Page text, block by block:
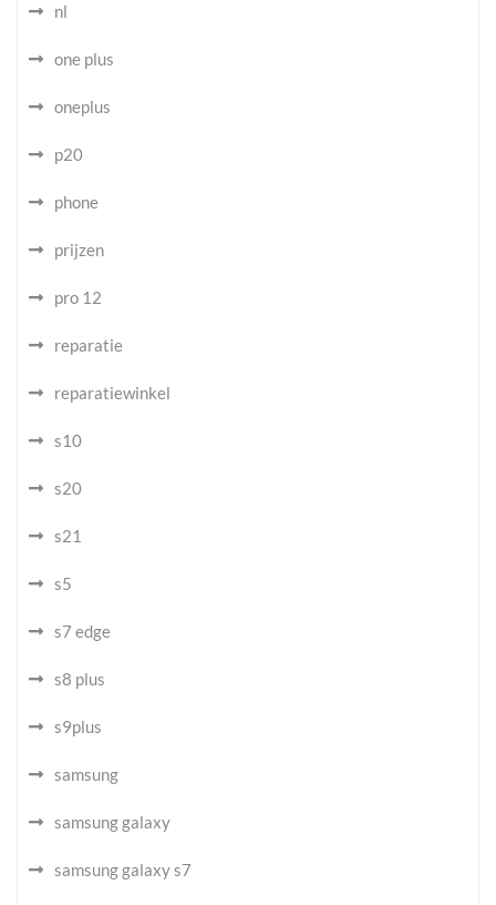
nl
one plus
oneplus
p20
phone
prijzen
pro 12
reparatie
reparatiewinkel
s10
s20
s21
s5
s7 edge
s8 plus
s9plus
samsung
samsung galaxy
samsung galaxy s7